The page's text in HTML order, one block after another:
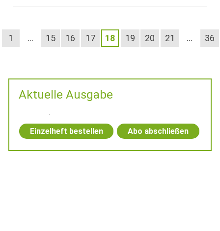
1 … 15 16 17 18 19 20 21 … 36
Aktuelle Ausgabe
Einzelheft bestellen Abo abschließen